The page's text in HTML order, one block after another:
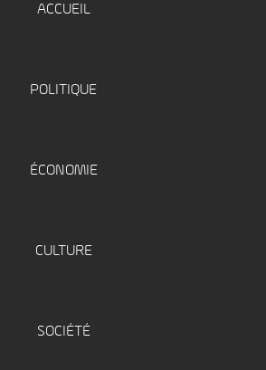
ACCUEIL
POLITIQUE
ÉCONOMIE
CULTURE
SOCIÉTÉ